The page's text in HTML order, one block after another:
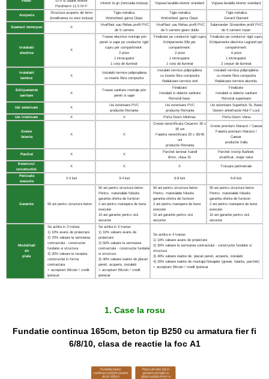
Pereti
STh si zidarie interior
Porotherm 11.5 N+F
Interior la gri (tencuiala inclusa)
Vopsea lavabila interior standard
Vopsea lavabila interior standard
Acoperis
Structura acoperis din lemn
(invelitoarea nu este inclusa)
Tigla metalica
Wetterbest gama Clasic
Tigla metalica
Wetterbest gama Clasic
Tigla metalica
Gerard Diamant
Geamuri termopan X
VivaPlast sau Rehau profil PVC
de 5 camere
VivaPlast sau Rehau profil PVC
de 5 camere geam dublu
Salamander Streamline profil PVC
de 5 camere tripan
Instalatii
electrice
X
Trasee electrice montaje prin
pereti si sape pe conductor rigid
cupru per compartiment:
2 prize
1 intrerupator
1 corp de iluminat
Finalizate pe conductor rigid cupru
Echipamente Elbi per
compartiment:
2 prize
1 intrerupator
1 corp de iluminat
Finalizate pe conductor rigid cupru
Echipamente electrice Legrand per
compartiment:
6 prize
1 intrerupator
2 corpuri de iluminat
Instalatii
termice
X
Instalatii termice polipropilena
cu inserie fibra compozita
Instalatii termice polipropilena
cu inserie fibra compozita
Radiatoare termice otel
Instalatii termice polipropilena
cu inserie fibra compozita
Radiatoare termice aluminiu
Echipamente
sanitare
X
Trasee sanitare montaje prin
pereti si sape
Finalizate
Instalatii si obiecte sanitare
Romstal basic
Finalizate
Instalatii si obiecte sanitare
Romstal superioare
Usi exterioare X
Usi exterioare PVC
productie Romania
Usi exterioare PVC
productie Romania
Usi exterioare Superlock SL Basic
Sistem antiefractie Mul-T-Lock
Usi interioare
X X Porta Doors Minimax Porta Doors Viena
Gresie
faianta
X X
Gresie nerectificata Cesarom 30 x
30 uni
Faianta nerectificata 20 x 30/40
uni
productie Romania
Gresie premium Marazzi / Caesar
Faianta premium Marazzi /
Caesar
productie Italia
Parchet X X
Parchet laminat Kaindl
8mm, clasa 31
Parchet tristrip Barlinek
stratificat, stejar natur
Exteriorul
constructiei
X X X Trotuare perimetrale
Perioada
executie
2-3 luni 3-4 luni 6-8 luni 6-8 luni
Garantie 50 ani pentru structura beton
50 ani pentru structura beton
Pentru materialele folosite
garantia oferita de furnizori
2 ani pentru manopera de buna
executie
10 ani garantie pentru vicii
ascunse
50 ani pentru structura beton
Pentru materialele folosite
garantia oferita de furnizori
2 ani pentru manopera de buna
executie
10 ani garantie pentru vicii
ascunse
50 ani pentru structura beton
Pentru materialele folosite
garantia oferita de furnizori
2 ani pentru manopera de buna
executie
10 ani garantie pentru vicii
ascunse
Modalitati
de
plata
Se achita in 3 transe:
1) 10% avans de proiectare
2) 70% valoare la semnarea
contractului - constructie
fundatie si structura
3) 20% valoare la receptia
constructiei in forma
contractata
> acceptam Bitcoin / credit
ipotecar
Se achita in 3 transe:
1) 10% valoare avans de
proiectare
2) 50% valoare la semnarea
contractului - constructie fundatie
si structura
3) 40% valoare inainte de placari
pereti, acoperis, instalatii
> acceptam Bitcoin / credit
ipotecar
Se achita in 4 transe:
1) 10% valoare avans de proiectare
2) 30% valoare la semnarea contractului - constructie fundatie si
structura
3) 40% valoare inainte de placari pereti, acoperis, instalatii
4) 20% valoare inainte de montajul finisajelor (gresie, faianta, parchet)
> acceptam Bitcoin / credit ipotecar
1. Case la rosu
Fundatie continua 165cm, beton tip B250 cu armatura fier fi
6/8/10, clasa de reactie la foc A1